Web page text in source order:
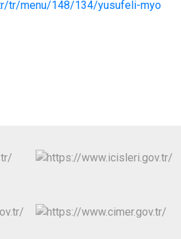
tr/menu/148/134/yusufeli-myo